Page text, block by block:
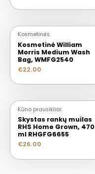
Kosmetinės
Kosmetinė William
Morris Medium Wash
Bag, WMFG2540
€22.00
Kūno prausikliai
Skystas rankų muilas
RHS Home Grown, 470
ml RHGFG6655
€26.00